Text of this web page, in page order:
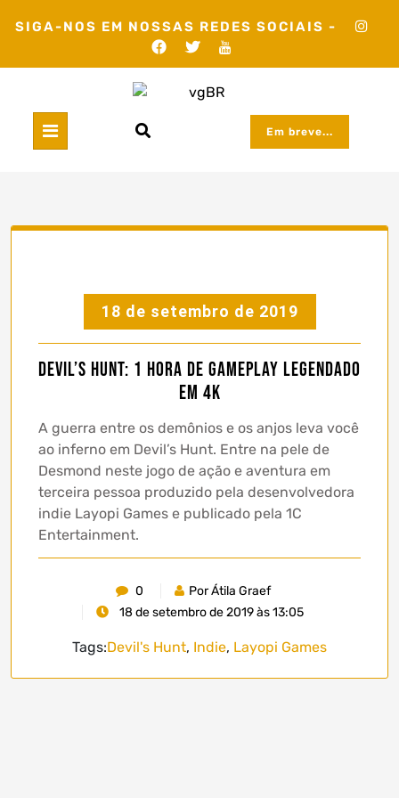
SIGA-NOS EM NOSSAS REDES SOCIAIS -
Em breve...
18 de setembro de 2019
Devil’s Hunt: 1 hora de gameplay legendado
em 4k
A guerra entre os demônios e os anjos leva você
ao inferno em Devil’s Hunt. Entre na pele de
Desmond neste jogo de ação e aventura em
terceira pessoa produzido pela desenvolvedora
indie Layopi Games e publicado pela 1C
Entertainment.
0
Por Átila Graef
18 de setembro de 2019 às 13:05
Tags:Devil's Hunt, Indie, Layopi Games